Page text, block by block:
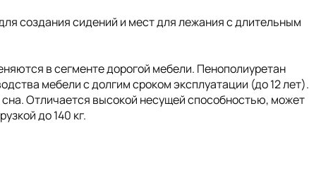
создания сидений и мест для лежания с длительным
в сегменте дорогой мебели. Пенополиуретан
мебели с долгим сроком эксплуатации (до 12 лет).
Отличается высокой несущей способностью, может
до 140 кг.